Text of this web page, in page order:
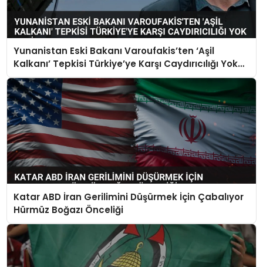
Yunanistan Eski Bakanı Varoufakis’ten ‘Aşil
Kalkanı’ Tepkisi Türkiye’ye Karşı Caydırıcılığı Yok
Dedi
Katar ABD İran Gerilimini Düşürmek İçin Çabalıyor
Hürmüz Boğazı Önceliği